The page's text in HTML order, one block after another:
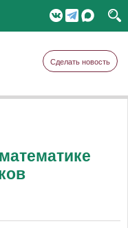
Сделать новость